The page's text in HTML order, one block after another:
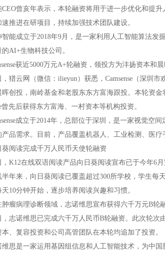
CEO曾亥年表示，本轮融资将用于进一步优化和提
推进在研项目，持续加强技术团队建设。
成立于2018年9月，是一家利用人工智能算法发
AI+生物科技公司。
获近5000万元A+轮融资，领投方为沣扬资本和晨
云网（微信：ilieyun）获悉，Camsense（深圳市
晖创投，南岭基金和老股东东方富海跟投。本轮资
曾先后获得东方富海、一村资本等机构投资。
成立于2014年，总部位于深圳，是一家视觉空
品需求。目前，产品覆盖机器人、工业检测、医疗
读完成千万人民币天使轮融资
在线双语阅读产品向日葵阅读宣布已于今年6月
来，向日葵阅读已覆盖超过300所学校，学生每
10分钟开始，逐步培养阅读兴趣和习惯。
病理诊断领域，志诺维思宣布获得六千万元B轮
诺维思已完成六千万人民币B轮融资。此次轮次
、复容投资和公司高管团队在本轮均追加了投资。
是一家运用基因组信息和人工智能技术，为中国